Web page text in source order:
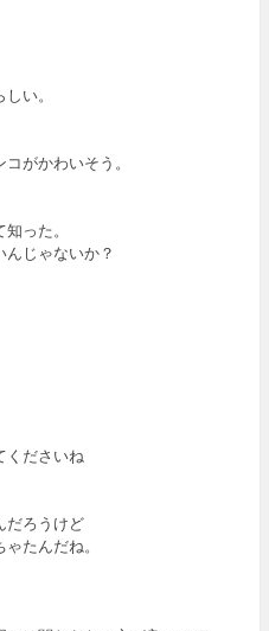
い。
がかわいそう。
った。
じゃないか？
くださいね
だろうけど
たんだね。